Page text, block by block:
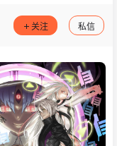
关注 私信